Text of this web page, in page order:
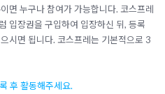
면 누구나 참여가 가능합니다. 코스프레
입장권을 구입하여 입장하신 뒤, 등록
시면 됩니다. 코스프레는 기본적으로 3
후 활동해주세요.